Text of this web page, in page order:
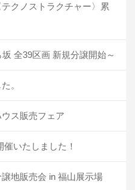
クノストラクチャー〉累
全39区画 新規分譲開始～
。
ス販売フェア
催いたしました！
地販売会 in 福山展示場